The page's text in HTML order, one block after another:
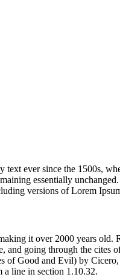
ever since the 1500s,
essentially
versions of Lorem
it over 2000 years
going through the cites
of Good and Evil) by
line in section 1.10.32.